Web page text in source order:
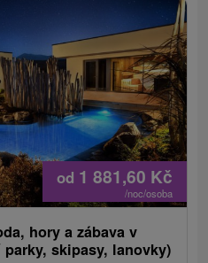
od 1 881,60 Kč
/noc/osoba
hory a zábava v
skipasy, ​​lanovky)